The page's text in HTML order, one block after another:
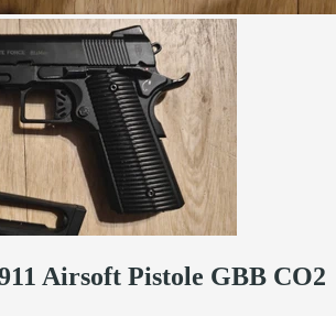
Airsoft Pistole GBB CO2